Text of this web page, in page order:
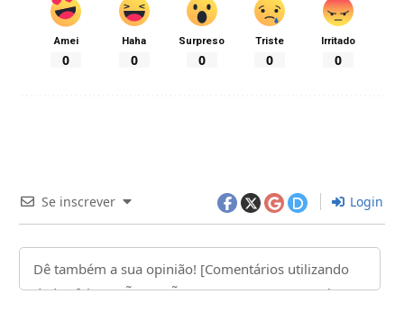
Amei
0
Haha
0
Surpreso
0
Triste
0
Irritado
0
Se inscrever Login